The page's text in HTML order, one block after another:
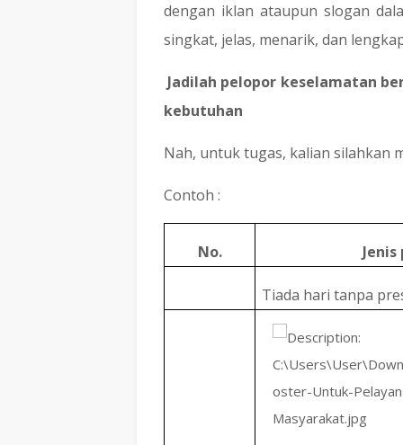
dengan iklan ataupun slogan
singkat, jelas, menarik, dan
Jadilah pelopor keselamatan
kebutuhan
Nah, untuk tugas, kalian silahkan
Contoh :
No.
Tiada hari tanpa